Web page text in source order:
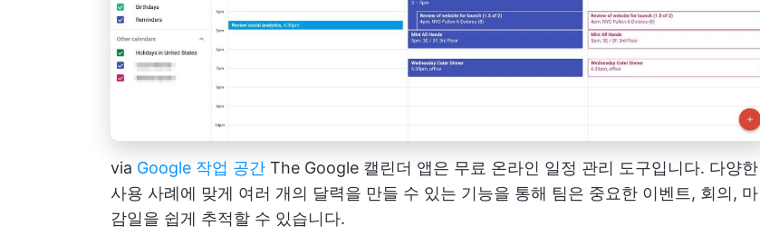
via Google 작업 공간 The Google 캘린더 앱은 무료 온라인 일정 관리 도구입니다. 다양한
사용 사례에 맞게 여러 개의 달력을 만들 수 있는 기능을 통해 팀은 중요한 이벤트, 회의, 마
감일을 쉽게 추적할 수 있습니다.